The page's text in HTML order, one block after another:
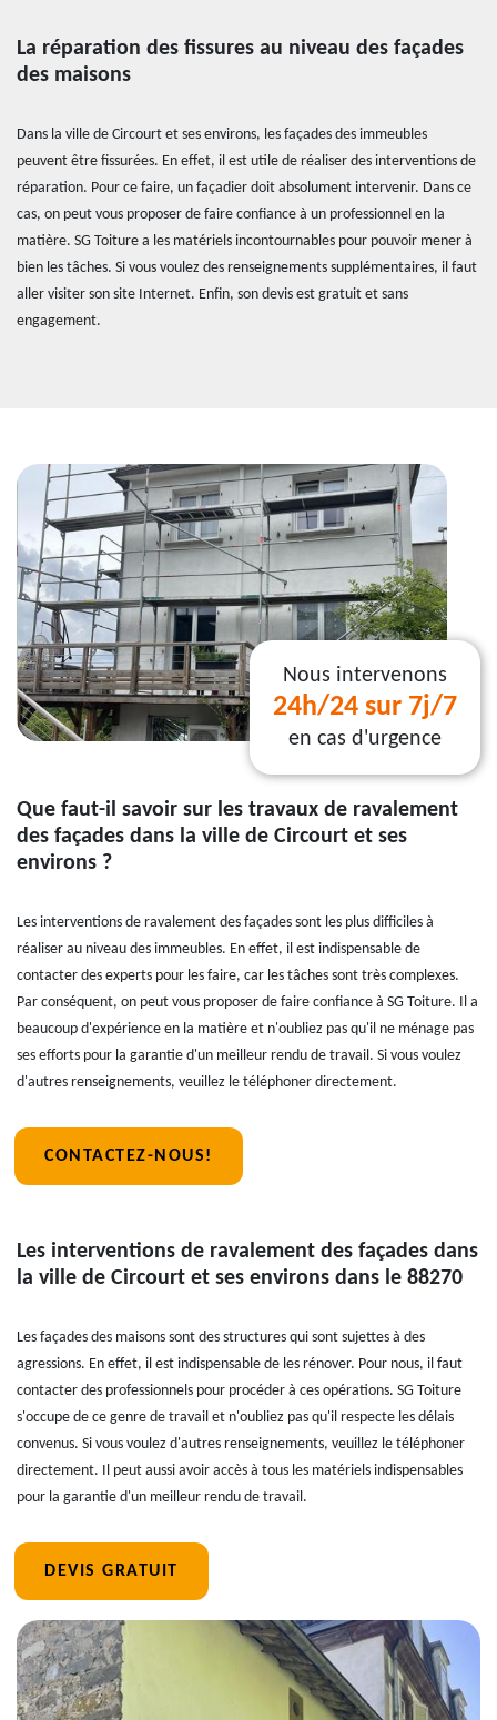
La réparation des fissures au niveau des façades
des maisons
Dans la ville de Circourt et ses environs, les façades des immeubles
peuvent être fissurées. En effet, il est utile de réaliser des interventions de
réparation. Pour ce faire, un façadier doit absolument intervenir. Dans ce
cas, on peut vous proposer de faire confiance à un professionnel en la
matière. SG Toiture a les matériels incontournables pour pouvoir mener à
bien les tâches. Si vous voulez des renseignements supplémentaires, il faut
aller visiter son site Internet. Enfin, son devis est gratuit et sans
engagement.
Nous intervenons
24h/24 sur 7j/7
en cas d'urgence
Que faut-il savoir sur les travaux de ravalement
des façades dans la ville de Circourt et ses
environs ?
Les interventions de ravalement des façades sont les plus difficiles à
réaliser au niveau des immeubles. En effet, il est indispensable de
contacter des experts pour les faire, car les tâches sont très complexes.
Par conséquent, on peut vous proposer de faire confiance à SG Toiture. Il a
beaucoup d'expérience en la matière et n'oubliez pas qu'il ne ménage pas
ses efforts pour la garantie d'un meilleur rendu de travail. Si vous voulez
d'autres renseignements, veuillez le téléphoner directement.
CONTACTEZ-NOUS!
Les interventions de ravalement des façades dans
la ville de Circourt et ses environs dans le 88270
Les façades des maisons sont des structures qui sont sujettes à des
agressions. En effet, il est indispensable de les rénover. Pour nous, il faut
contacter des professionnels pour procéder à ces opérations. SG Toiture
s'occupe de ce genre de travail et n'oubliez pas qu'il respecte les délais
convenus. Si vous voulez d'autres renseignements, veuillez le téléphoner
directement. Il peut aussi avoir accès à tous les matériels indispensables
pour la garantie d'un meilleur rendu de travail.
DEVIS GRATUIT